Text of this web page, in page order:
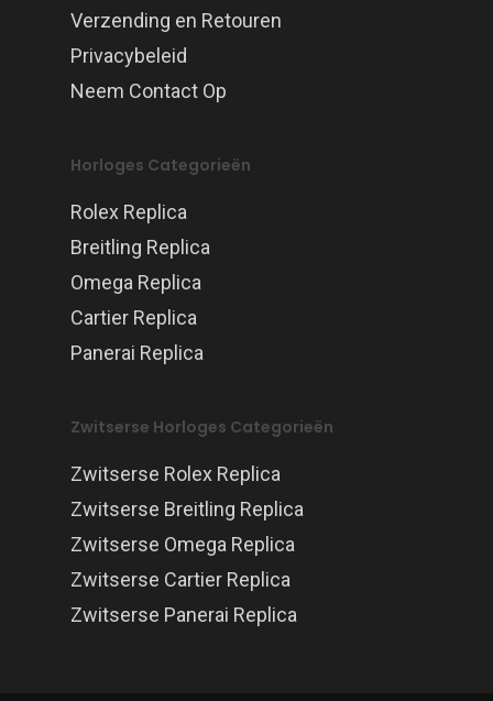
Verzending en Retouren
Privacybeleid
Neem Contact Op
Horloges Categorieën
Rolex Replica
Breitling Replica
Omega Replica
Cartier Replica
Panerai Replica
Zwitserse Horloges Categorieën
Zwitserse Rolex Replica
Zwitserse Breitling Replica
Zwitserse Omega Replica
Zwitserse Cartier Replica
Zwitserse Panerai Replica